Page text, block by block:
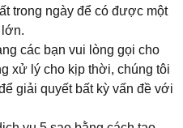
trong ngày để có được một
các bạn vui lòng gọi cho
xử lý cho kịp thời, chúng tôi
giải quyết bất kỳ vấn đề với